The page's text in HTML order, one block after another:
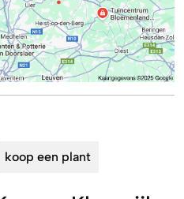
koop een plant